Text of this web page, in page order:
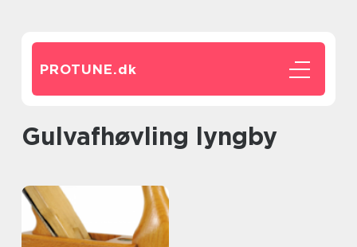
PROTUNE.dk
gulvafhøvling lyngby